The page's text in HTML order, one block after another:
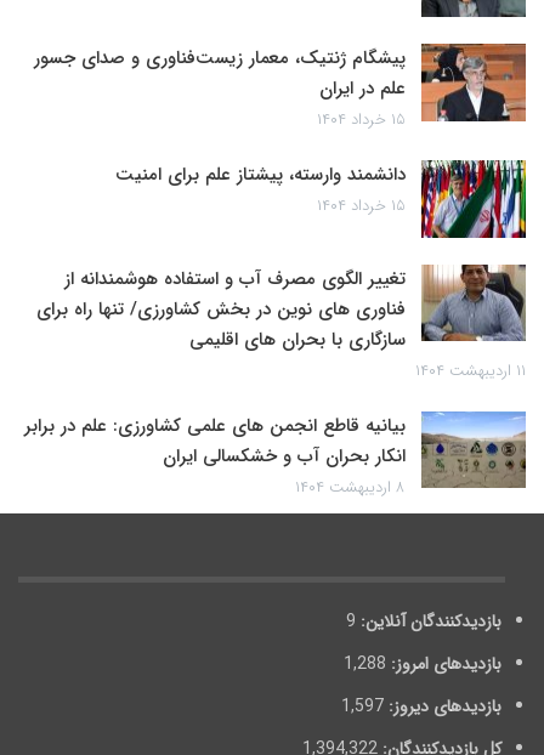
پیشگام ژنتیک، معمار زیست‌فناوری و صدای جسور
علم در ایران
۱۵ خرداد ۱۴۰۴
دانشمند وارسته، پیشتاز علم برای امنیت
۱۵ خرداد ۱۴۰۴
تغییر الگوی مصرف آب و استفاده هوشمندانه از
فناوری های نوین در بخش کشاورزی/ تنها راه برای
سازگاری با بحران های اقلیمی
۱۱ اردیبهشت ۱۴۰۴
بیانیه قاطع انجمن های علمی کشاورزی: علم در برابر
انکار بحران آب و خشکسالی ایران
۸ اردیبهشت ۱۴۰۴
بازدیدکنندگان آنلاین: 9
بازدیدهای امروز: 1,288
بازدیدهای دیروز: 1,597
کل بازدیدکنند‌گان: 1,394,322